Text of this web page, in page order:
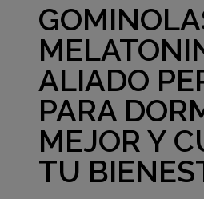
ALIADO
PARA
MEJOR Y
TU